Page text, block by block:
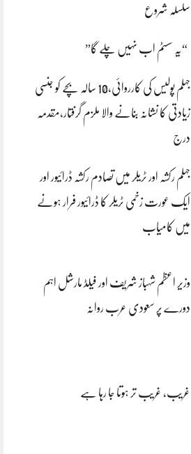
سلسلہ شروع
“یہ سسٹم اب نہیں چلے گا”
جہلم پولیس کی کارروائی،10 سالہ بچے کو جنسی
زیادتی کا نشانہ بنانے والا ملزم گرفتار،مقدمہ
درج
جہلم رکشہ اور ٹریلر میں تصادم رکشہ ڈرائیور اور
ایک عورت زخمی ٹریلر کا ڈرائیور فرار ہونے
میں کامیاب
وزیر اعظم شہباز شریف اور فیلڈ مارشل اہم
دورے پر سعودی عرب روانہ
غریب، غریب تر ہوتا جا رہا ہے